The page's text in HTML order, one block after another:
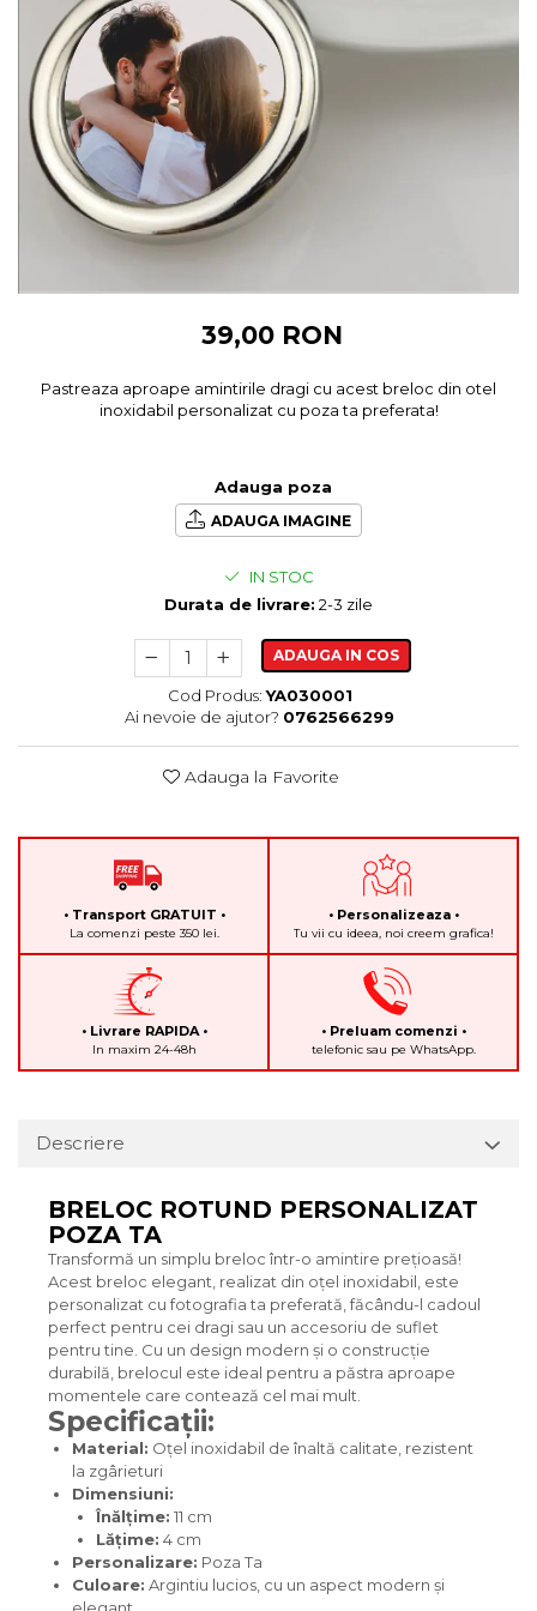
Body bebelusi personalizate
Perne personalizate
Plusuri personalizate
Agende personalizate
Etichete pentru sticla de vin
Cadouri Personalizate Unice
Sorturi Personalizate
Cadouri pentru Doctori
Cadouri Pensionare
Cadouri Profesori
39,00 RON
Pastreaza aproape amintirile dragi cu acest breloc din otel
inoxidabil personalizat cu poza ta preferata!
Adauga poza
ADAUGA IMAGINE
IN STOC
Durata de livrare: 2-3 zile
ADAUGA IN COS
Cod Produs: YA030001
Ai nevoie de ajutor? 0762566299
Adauga la Favorite
• Transport GRATUIT •
La comenzi peste 350 lei.
• Personalizeaza •
Tu vii cu ideea, noi creem grafica!
• Livrare RAPIDA •
In maxim 24-48h
• Preluam comenzi •
telefonic sau pe WhatsApp.
Descriere
BRELOC ROTUND PERSONALIZAT
POZA TA
Transformă un simplu breloc într-o amintire prețioasă!
Acest breloc elegant, realizat din oțel inoxidabil, este
personalizat cu fotografia ta preferată, făcându-l cadoul
perfect pentru cei dragi sau un accesoriu de suflet
pentru tine. Cu un design modern și o construcție
durabilă, brelocul este ideal pentru a păstra aproape
momentele care contează cel mai mult.
Specificații:
Material: Oțel inoxidabil de înaltă calitate, rezistent
la zgârieturi
Dimensiuni:
Înălțime: 11 cm
Lățime: 4 cm
Personalizare: Poza Ta
Culoare: Argintiu lucios, cu un aspect modern și